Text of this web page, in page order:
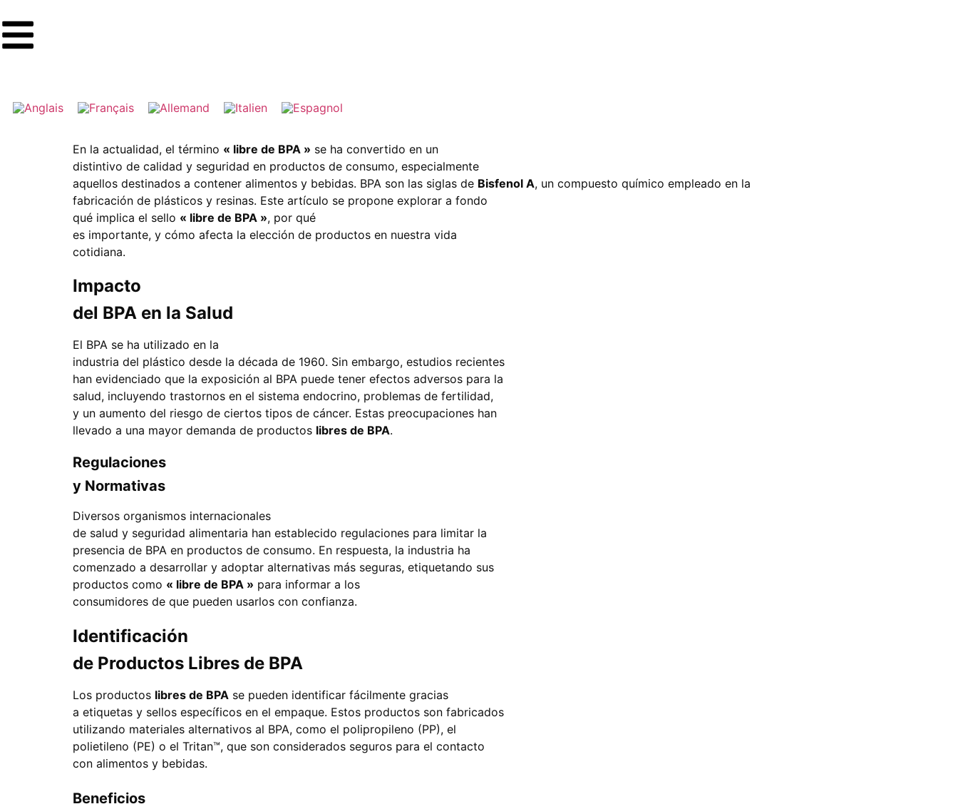
En la actualidad, el término « libre de BPA » se ha convertido en un
distintivo de calidad y seguridad en productos de consumo, especialmente
aquellos destinados a contener alimentos y bebidas. BPA son las siglas de Bisfenol A, un compuesto químico empleado en la
fabricación de plásticos y resinas. Este artículo se propone explorar a fondo
qué implica el sello « libre de BPA », por qué
es importante, y cómo afecta la elección de productos en nuestra vida
cotidiana.
Impacto
del BPA en la Salud
El BPA se ha utilizado en la
industria del plástico desde la década de 1960. Sin embargo, estudios recientes
han evidenciado que la exposición al BPA puede tener efectos adversos para la
salud, incluyendo trastornos en el sistema endocrino, problemas de fertilidad,
y un aumento del riesgo de ciertos tipos de cáncer. Estas preocupaciones han
llevado a una mayor demanda de productos libres de BPA.
Regulaciones
y Normativas
Diversos organismos internacionales
de salud y seguridad alimentaria han establecido regulaciones para limitar la
presencia de BPA en productos de consumo. En respuesta, la industria ha
comenzado a desarrollar y adoptar alternativas más seguras, etiquetando sus
productos como « libre de BPA » para informar a los
consumidores de que pueden usarlos con confianza.
Identificación
de Productos Libres de BPA
Los productos libres de BPA se pueden identificar fácilmente gracias
a etiquetas y sellos específicos en el empaque. Estos productos son fabricados
utilizando materiales alternativos al BPA, como el polipropileno (PP), el
polietileno (PE) o el Tritan™, que son considerados seguros para el contacto
con alimentos y bebidas.
Beneficios